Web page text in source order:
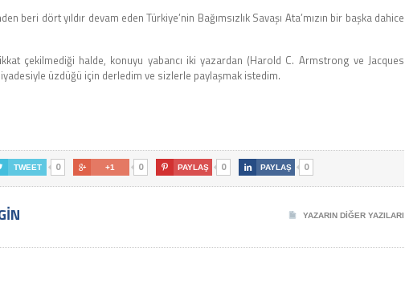
beri dört yıldır devam eden Türkiye’nin Bağımsızlık Savaşı Ata’mızın bir başka dahice
çekilmediği halde, konuyu yabancı iki yazardan (Harold C. Armstrong ve Jacques
üzdüğü için derledim ve sizlerle paylaşmak istedim.
TWEET 0  +1 0  PAYLAŞ 0  PAYLAŞ 0
YAZARIN DIĞER YAZILARI